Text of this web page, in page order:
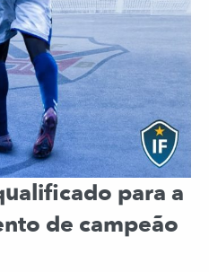
para a
de campeão